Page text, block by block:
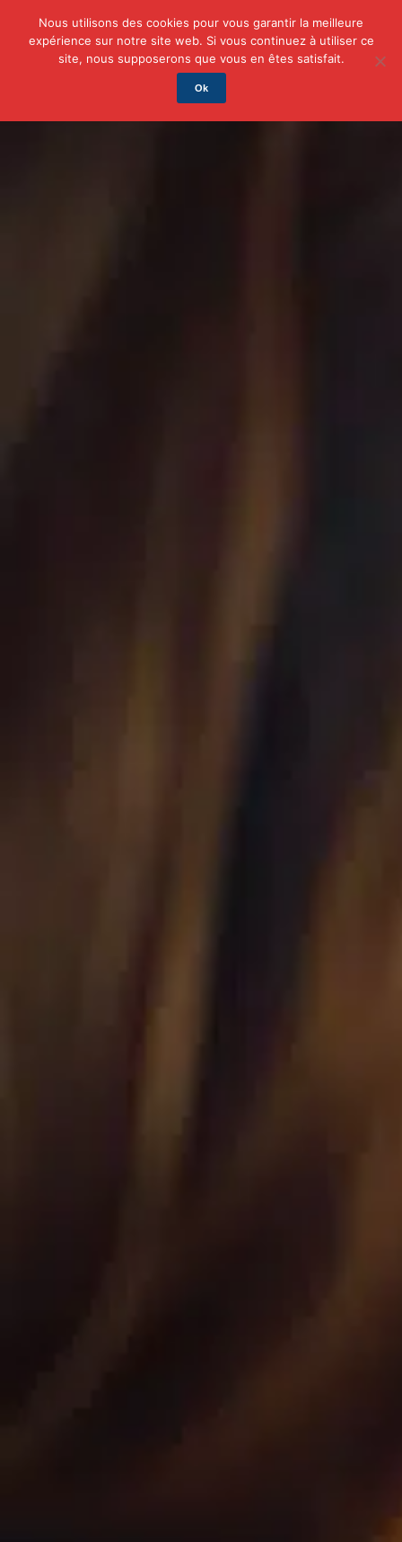
Auto/Moto Business Famille Finance
Nous utilisons des cookies pour vous garantir la meilleure
expérience sur notre site web. Si vous continuez à utiliser ce
site, nous supposerons que vous en êtes satisfait.
Ok